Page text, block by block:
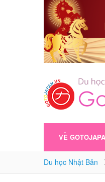
VỀ
Du học Nhật Bản